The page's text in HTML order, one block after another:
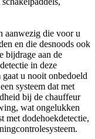
aanwezig die voor u
en die desnoods ook
bijdrage aan de
in deze
u nooit onbedoeld
systeem dat met
bij de chauffeur
wat ongelukken
met dodehoekdetectie,